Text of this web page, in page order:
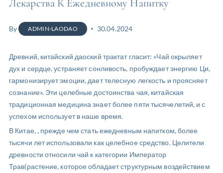
Лекарства К Ежедневному Напитку
By ADMIN-LAODAO 30.04.2024
Древний, китайский даоский трактат гласит: «Чай окрыляет
дух и сердце, устраняет сонливость, пробуждает энергию Ци,
гармонизирует эмоции, дает телесную легкость и проясняет
сознание». Эти целебные достоинства чая, китайская
традиционная медицина знает более пяти тысячелетий, и с
успехом использует в наше время.
В Китае, , прежде чем стать ежедневным напитком, более
тысячи лет использовали как целебное средство. Целители
древности относили чай к категории Император
Трав(растение, которое обладает структурным воздействием